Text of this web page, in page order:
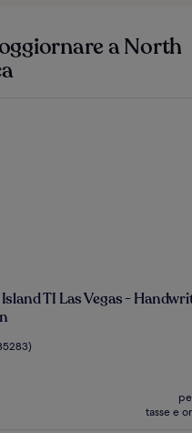
a North
TI Las Vegas -
tasse e